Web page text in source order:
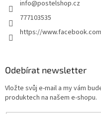
info@postelshop.cz
777103535
https://
Odebírat newsletter
Vložte svůj e-mail a my vám
produktech na našem e-shopu.